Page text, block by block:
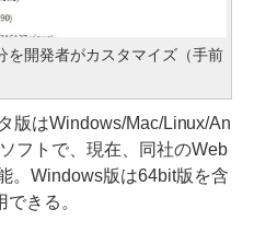
を開発者がカスタマイズ（手前
版はWindows/Mac/Linux/An
フトで、現在、同社のWeb
。Windows版は64bit版を含
きる。